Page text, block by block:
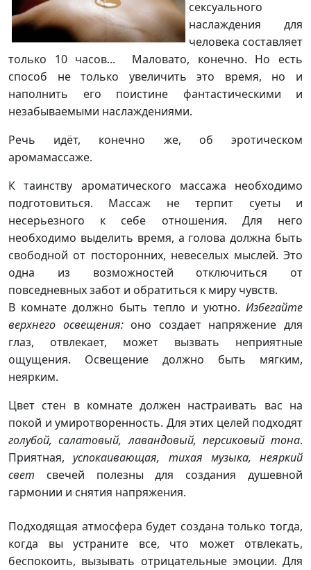
сексуального
наслаждения для
человека составляет
только 10 часов...
Маловато, конечно. Но есть
способ не только увеличить это время, но и
наполнить его поистине фантастическими и
незабываемыми наслаждениями.
Речь идёт, конечно же, об эротическом
аромамассаже.
К таинству ароматического массажа необходимо
подготовиться. Массаж не терпит суеты и
несерьезного к себе отношения. Для него
необходимо выделить время, а голова должна быть
свободной от посторонних, невеселых мыслей. Это
одна из возможностей отключиться от
повседневных забот и обратиться к миру чувств.
В комнате должно быть тепло и уютно. Избегайте
верхнего освещения:оно создает напряжение для
глаз, отвлекает, может вызвать неприятные
ощущения. Освещение должно быть мягким,
неярким.
Цвет стен в комнате должен настраивать вас на
покой и умиротворенность. Для этих целей подходят
голубой, салатовый, лавандовый, персиковый тона.
Приятная,успокаивающая, тихая музыка, неяркий
свет свечей полезны для создания душевной
гармонии и снятия напряжения.
Подходящая атмосфера будет создана только тогда,
когда вы устраните все, что может отвлекать,
беспокоить, вызывать отрицательные эмоции. Для